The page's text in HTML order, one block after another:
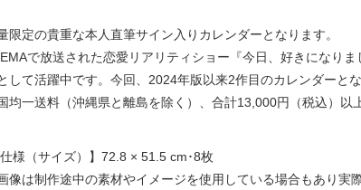
限定の貴重な本人直筆サイン入りカレンダーとなります。
で放送された恋愛リアリティショー『今日、好きになり
して活躍中です。今回、2024年版以来2作目のカレンダーとな
均一送料（沖縄県と離島を除く）、合計13,000円（税込）以
仕様（サイズ）】72.8 × 51.5 cm･8枚
画像は制作途中の素材やイメージを使用している場合もあり実